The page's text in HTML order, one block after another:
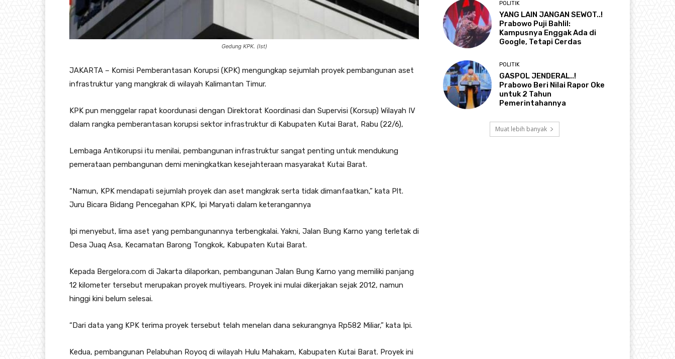
Gedung KPK. (Ist)
JAKARTA – Komisi Pemberantasan Korupsi (KPK) mengungkap sejumlah proyek pembangunan aset
infrastruktur yang mangkrak di wilayah Kalimantan Timur.
KPK pun menggelar rapat koordunasi dengan Direktorat Koordinasi dan Supervisi (Korsup) Wilayah IV
dalam rangka pemberantasan korupsi sektor infrastruktur di Kabupaten Kutai Barat, Rabu (22/6),
Lembaga Antikorupsi itu menilai, pembangunan infrastruktur sangat penting untuk mendukung
pemerataan pembangunan demi meningkatkan kesejahteraan masyarakat Kutai Barat.
“Namun, KPK mendapati sejumlah proyek dan aset mangkrak serta tidak dimanfaatkan,” kata Plt.
Juru Bicara Bidang Pencegahan KPK, Ipi Maryati dalam keterangannya
Ipi menyebut, lima aset yang pembangunannya terbengkalai. Yakni, Jalan Bung Karno yang terletak di
Desa Juaq Asa, Kecamatan Barong Tongkok, Kabupaten Kutai Barat.
Kepada Bergelora.com di Jakarta dilaporkan, pembangunan Jalan Bung Karno yang memiliki panjang
12 kilometer tersebut merupakan proyek multiyears. Proyek ini mulai dikerjakan sejak 2012, namun
hinggi kini belum selesai.
“Dari data yang KPK terima proyek tersebut telah menelan dana sekurangnya Rp582 Miliar,” kata Ipi.
Kedua, pembangunan Pelabuhan Royoq di wilayah Hulu Mahakam, Kabupaten Kutai Barat. Proyek ini
POLITIK
YANG LAIN JANGAN SEWOT..!
Prabowo Puji Bahlil:
Kampusnya Enggak Ada di
Google, Tetapi Cerdas
POLITIK
GASPOL JENDERAL..!
Prabowo Beri Nilai Rapor Oke
untuk 2 Tahun
Pemerintahannya
Muat lebih banyak